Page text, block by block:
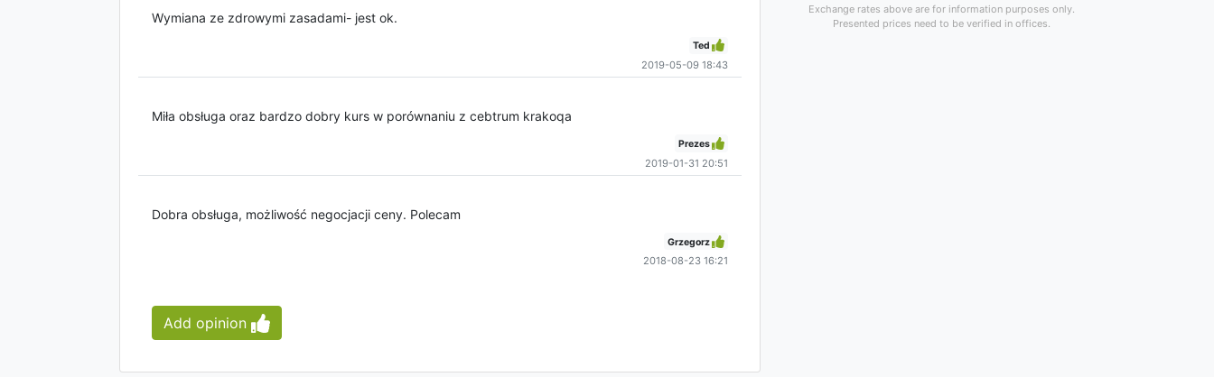
Wymiana ze zdrowymi zasadami- jest ok.
Ted
2019-05-09 18:43
Miła obsługa oraz bardzo dobry kurs w porównaniu z cebtrum krakoqa
Prezes
2019-01-31 20:51
Dobra obsługa, możliwość negocjacji ceny. Polecam
Grzegorz
2018-08-23 16:21
Add opinion
Exchange rates above are for information purposes only.
Presented prices need to be verified in offices.